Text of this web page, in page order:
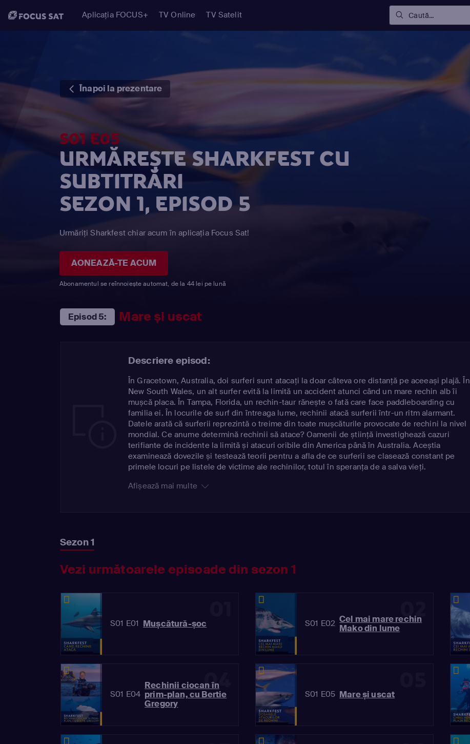
Aplicația FOCUS+ TV Online TV Satelit Caută...
Înapoi la prezentare
S01 E05
URMĂREȘTE SHARKFEST CU
SUBTITRĂRI
SEZON 1, EPISOD 5
Urmăriți Sharkfest chiar acum în aplicația Focus Sat!
AONEAZĂ-TE ACUM
Abonamentul se reînnoiește automat, de la 44 lei pe lună
Episod 5: Mare și uscat
Descriere episod:
În Gracetown, Australia, doi surferi sunt atacați la doar câteva ore distanță pe aceeași plajă. În
New South Wales, un alt surfer evită la limită un accident atunci când un mare rechin alb îi
mușcă placa. În Tampa, Florida, un rechin-taur rănește o fată care face paddleboarding cu
familia ei. În locurile de surf din întreaga lume, rechinii atacă surferii într-un ritm alarmant.
Datele arată că surferii reprezintă o treime din toate mușcăturile provocate de rechini la nivel
mondial. Ce anume determină rechinii să atace? Oamenii de știință investighează cazuri
terifiante de incidente la limită și atacuri oribile din America până în Australia. Aceștia
examinează dovezile și testează teorii pentru a afla de ce surferii se clasează constant pe
primele locuri pe listele de victime ale rechinilor, totul în speranța de a salva vieți.
Afișează mai multe
Sezon 1
Vezi următoarele episoade din sezon 1
S01 E01 Mușcătură-șoc
02
S01 E02 Cel mai mare rechin
Mako din lume
04
S01 E04
Rechinii ciocan în
prim-plan, cu Bertie
Gregory
S01 E05 Mare și uscat